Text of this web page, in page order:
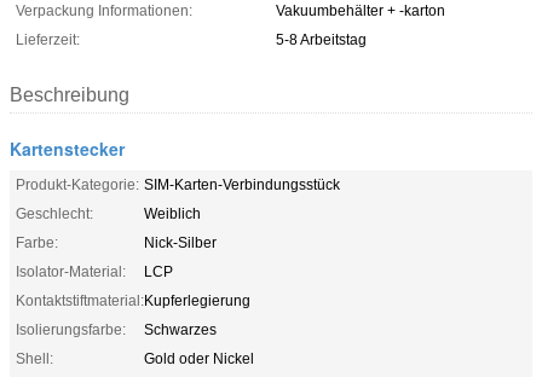
Verpackung Informationen:
Vakuumbehälter + -karton
Lieferzeit:
5-8 Arbeitstag
Beschreibung
Kartenstecker
Produkt-Kategorie: SIM-Karten-Verbindungsstück
Geschlecht:
Weiblich
Farbe:
Nick-Silber
Isolator-Material:
LCP
Kontaktstiftmaterial:Kupferlegierung
Isolierungsfarbe:
Schwarzes
Shell:
Gold oder Nickel